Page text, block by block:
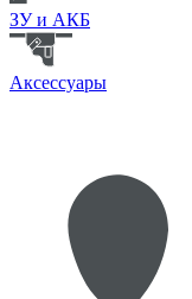
ЗУ и АКБ
Аксессуары